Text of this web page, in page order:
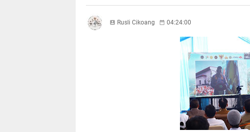
Rusli Cikoang 04:24:00